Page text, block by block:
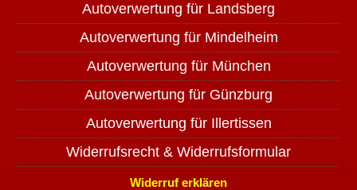
Autoverwertung für Landsberg
Autoverwertung für Mindelheim
Autoverwertung für München
Autoverwertung für Günzburg
Autoverwertung für Illertissen
Widerrufsrecht & Widerrufsformular
Widerruf erklären